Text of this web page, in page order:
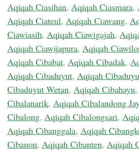
Aqiqah Ciasihan, Aqiqah Ciasmara,
Aqiqah Ciateul, Aqiqah Ciawang,
Ciawiasih, Aqiqah Ciawigajah,
Aqiqah Ciawijapura, Aqiqah
Aqiqah Cibabat, Aqiqah Cibadak,
Aqiqah Cibaduyut, Aqiqah
Cibaduyut Wetan, Aqiqah Cibahayu,
Cibalanarik, Aqiqah Cibalandong
Cibalong, Aqiqah Cibalongsari,
Aqiqah Cibanggala, Aqiqah
Cibanon, Aqiqah Cibanten, Aqiqah